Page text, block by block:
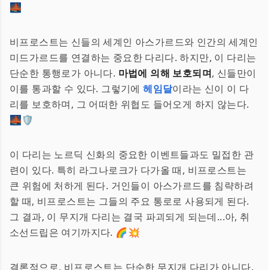
🌉
비프로스트는 신들의 세계인 아스가르드와 인간의 세계인
미드가르드를 연결하는 중요한 다리다. 하지만, 이 다리는
단순한 통행로가 아니다. 마법에 의해 보호되며, 신들만이
이를 통과할 수 있다. 그렇기에헤임달이라는 신이 이 다
리를 보호하며, 그 어떠한 위협도 들어오게 하지 않는다.
🌉🛡️
이 다리는 노르딕 신화의 중요한 이벤트들과도 밀접한 관
련이 있다. 특히 라그나로크가 다가올 때, 비프로스트는
큰 위험에 처하게 된다. 거인들이 아스가르드를 침략하려
할 때, 비프로스트는 그들의 주요 통로로 사용되게 된다.
그 결과, 이 무지개 다리는 결국 파괴되게 되는데...아, 취
소선드립은 여기까지다. 🌈💥
결론적으로, 비프로스트는 단순한 무지개 다리가 아니다.